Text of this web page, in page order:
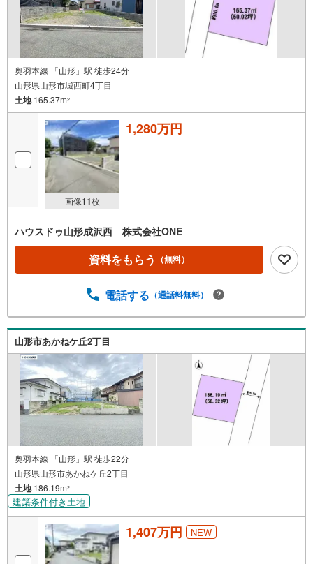
奥羽本線 「山形」駅 徒歩24分
山形県山形市城西町4丁目
土地165.37m2
画像11枚
1,280万円
ハウスドゥ山形成沢西 株式会社ONE
資料をもらう （無料）
電話する （通話料無料）
山形市あかねケ丘2丁目
奥羽本線 「山形」駅 徒歩22分
山形県山形市あかねケ丘2丁目
土地186.19m2
建築条件付き土地
1,407万円 NEW